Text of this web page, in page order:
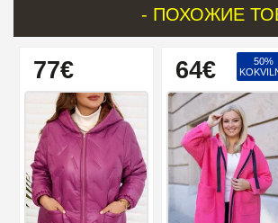
- ПОХОЖИЕ
77€ 64€
50%